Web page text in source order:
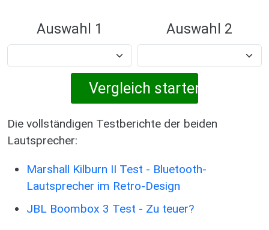
Auswahl 1 Auswahl 2
Die vollständigen Testberichte der beiden
Lautsprecher:
Marshall Kilburn II Test - Bluetooth-
Lautsprecher im Retro-Design
JBL Boombox 3 Test - Zu teuer?